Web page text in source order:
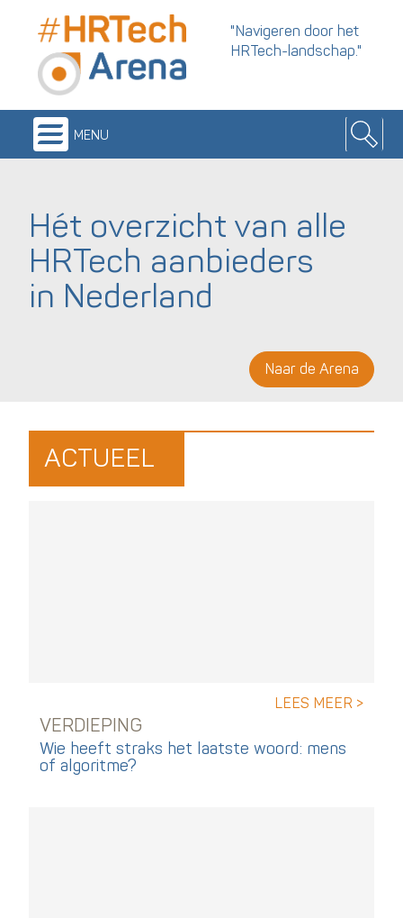
"Navigeren door het
HRTech-landschap."
menu
Hét overzicht van alle
HRTech aanbieders
in Nederland
Naar de Arena
ACTUEEL
Wie heeft straks het laatste woord: mens
of algoritme?
VERDIEPING
LEES MEER >